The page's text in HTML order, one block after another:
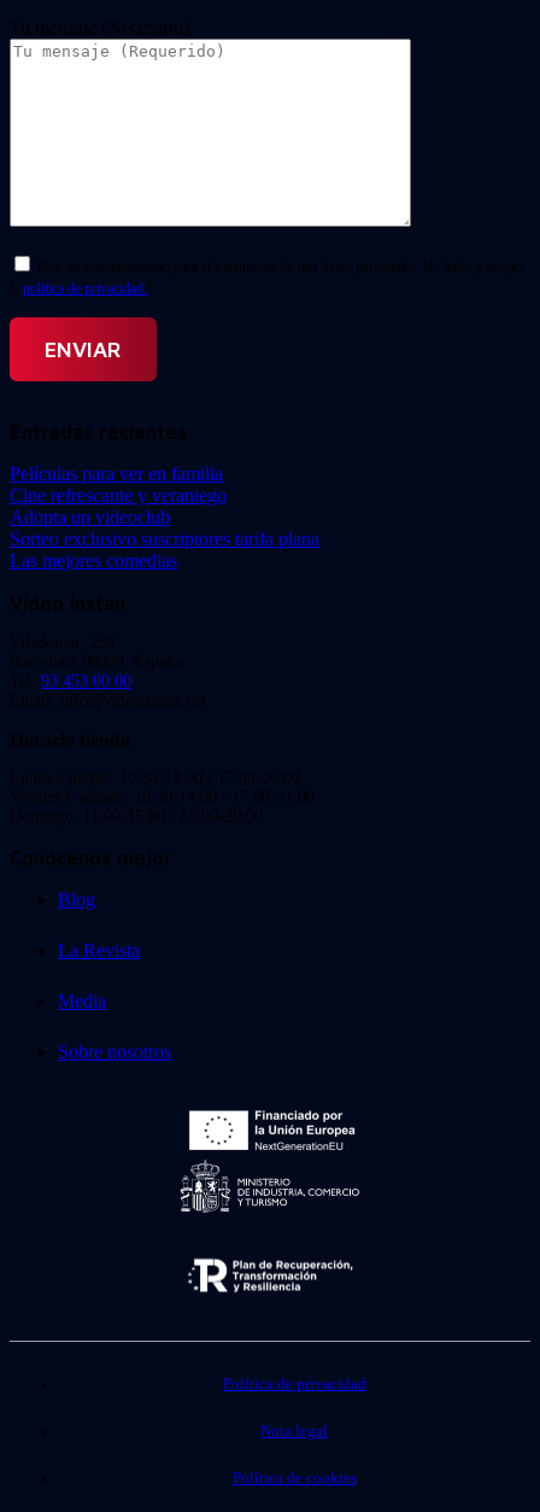
Tu mensaje (Necesario)
Doy mi consentimiento para el tratamiento de mis datos personales. He leído y acepto
la política de privacidad. *
Entradas recientes
Películas para ver en familia
Cine refrescante y veraniego
Adopta un videoclub
Sorteo exclusivo suscriptores tarifa plana
Las mejores comedias
Video Instan
Viladomat, 239
Barcelona 08029. España.
Tel: 93 453 00 00
Email: info@videoinstan.net
Horario tienda
Lunes a jueves: 10:30-14:00 / 17:00-20:00
Viernes y sábado: 10:30-14:00 / 17:00-21:00
Domingo: 11:00-15:00 / 16:00-20:00
Conócenos mejor
Blog
La Revista
Media
Sobre nosotros
Política de privacidad
Nota legal
Política de cookies